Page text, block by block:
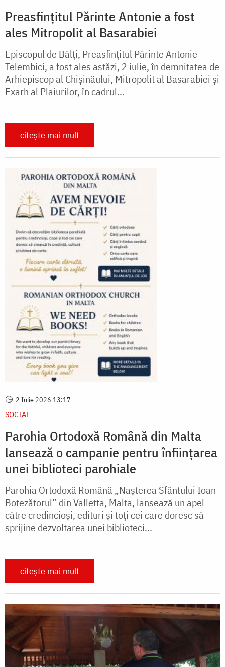
Preasfințitul Părinte Antonie a fost
ales Mitropolit al Basarabiei
Episcopul de Bălți, Preasfințitul Părinte Antonie
Telembici, a fost ales astăzi, 2 iulie, în demnitatea de
Arhiepiscop al Chișinăului, Mitropolit al Basarabiei și
Exarh al Plaiurilor, în cadrul...
citește mai mult
2 Iulie 2026 13:17
SOCIAL
Parohia Ortodoxă Română din Malta
lansează o campanie pentru înființarea
unei biblioteci parohiale
Parohia Ortodoxă Română „Nașterea Sfântului Ioan
Botezătorul” din Valletta, Malta, lansează un apel
către credincioși, edituri și toți cei care doresc să
sprijine dezvoltarea unei biblioteci...
citește mai mult